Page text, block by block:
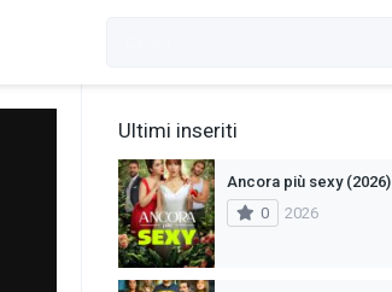
Ultimi inseriti
Ancora più sexy (2026)
0
2026